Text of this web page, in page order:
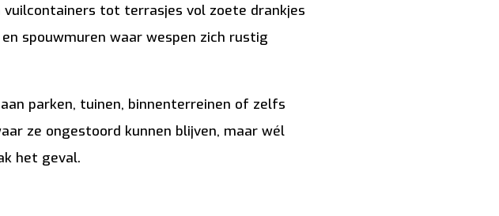
tot terrasjes vol zoete drankjes
spouwmuren waar wespen zich rustig
parken, tuinen, binnenterreinen of zelfs
ze ongestoord kunnen blijven, maar wél
het geval.